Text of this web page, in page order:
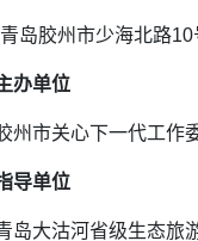
岛胶州市少海北路10
办单位
州市关心下一代工作
导单位
岛大沽河省级生态旅